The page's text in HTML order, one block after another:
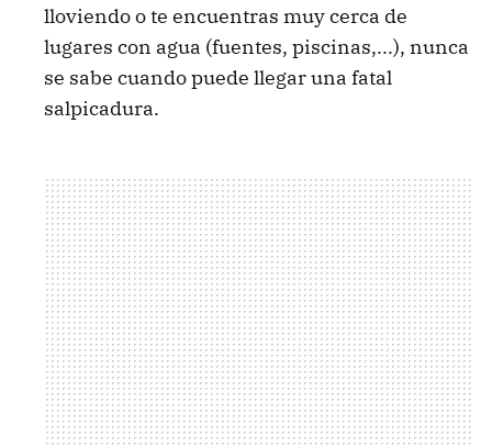
lloviendo o te encuentras muy cerca de
lugares con agua (fuentes, piscinas,...), nunca
se sabe cuando puede llegar una fatal
salpicadura.